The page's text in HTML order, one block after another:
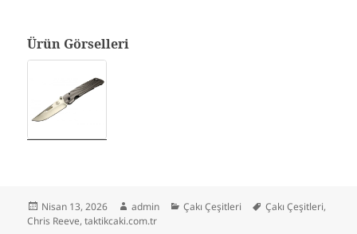
Ürün Görselleri
Yayın
tarihi
Nisan 13, 2026 Yazar
admin Kategoriler
Çakı Çeşitleri Etiketler
Çakı Çeşitleri,
Chris Reeve,taktikcaki.com.tr